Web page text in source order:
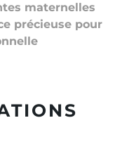
maternelles
précieuse pour